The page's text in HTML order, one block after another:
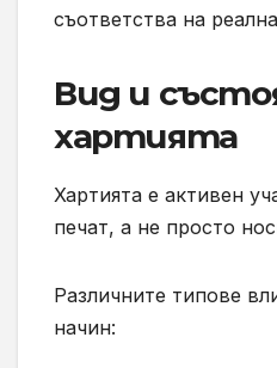
съответства на
Вид и
хартията
Хартията е активен
печат, а не просто
Различните типове
начин: